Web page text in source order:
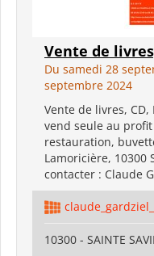
Vente de
Du samedi 28
septembre 2024
Vente de livres, CD,
vend seule au
restauration,
Lamoricière, 10300
contacter : Claude
claude_gardziel_
10300 - SAINTE